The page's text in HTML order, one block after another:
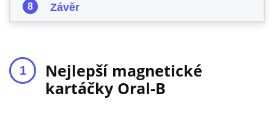
Závěr
Nejlepší magnetické
kartáčky Oral-B